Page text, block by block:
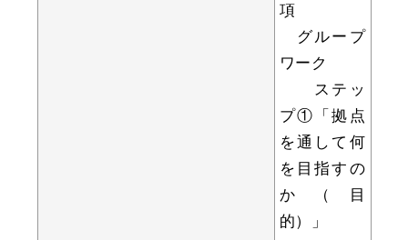
募集情報
項
グループ
ワーク
ステッ
プ①「拠点
を通して何
を目指すの
か（目
的）」